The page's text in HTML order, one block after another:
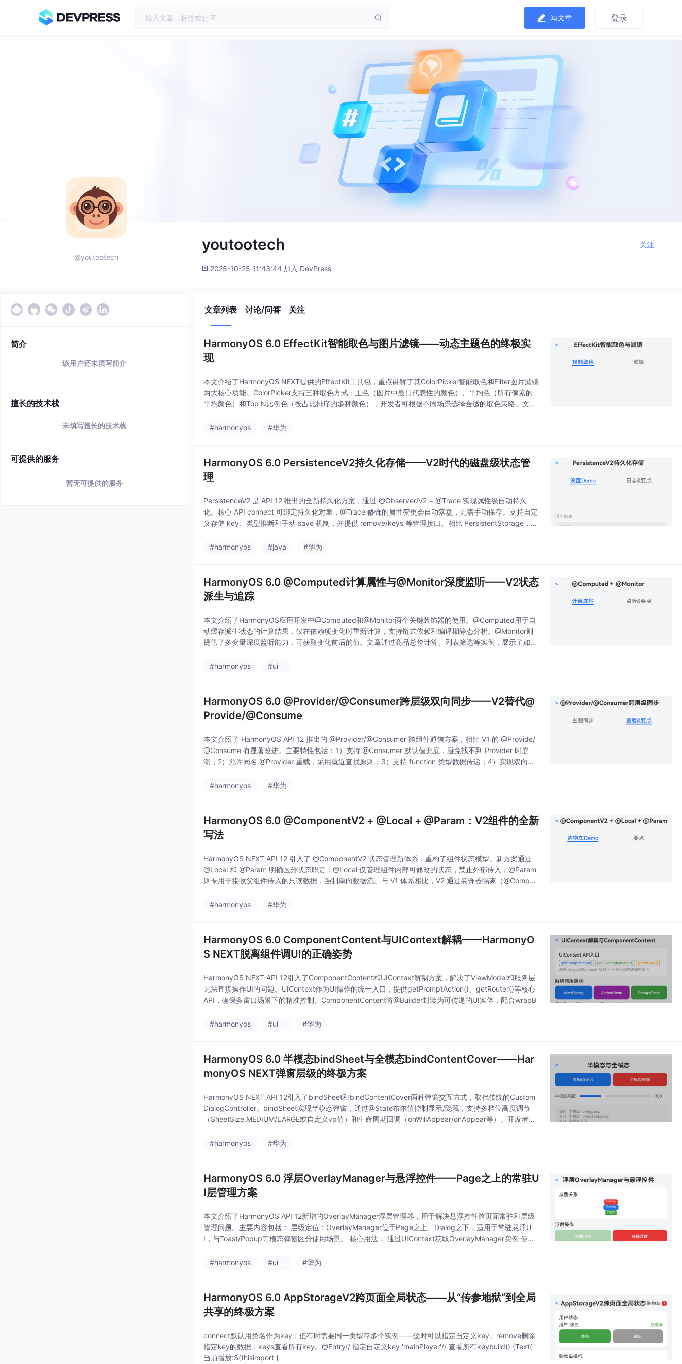
写文章 登录
@youtootech
youtootech 关注
2025-10-25 11:43:44 加入 DevPress
简介
该用户还未填写简介
擅长的技术栈
未填写擅长的技术栈
可提供的服务
暂无可提供的服务
文章列表 讨论/问答 关注
HarmonyOS 6.0 EffectKit智能取色与图片滤镜——动态主题色的终极实
现
本文介绍了HarmonyOS NEXT提供的EffectKit工具包，重点讲解了其ColorPicker智能取色和Filter图片滤镜
两大核心功能。ColorPicker支持三种取色方式：主色（图片中最具代表性的颜色）、平均色（所有像素的
平均颜色）和Top N比例色（按占比排序的多种颜色），开发者可根据不同场景选择合适的取色策略。文章
#harmonyos
#华为
HarmonyOS 6.0 PersistenceV2持久化存储——V2时代的磁盘级状态管
理
PersistenceV2 是 API 12 推出的全新持久化方案，通过 @ObservedV2 + @Trace 实现属性级自动持久
化。核心 API connect 可绑定持久化对象，@Trace 修饰的属性变更会自动落盘，无需手动保存。支持自定
义存储 key、类型推断和手动 save 机制，并提供 remove/keys 等管理接口。相比 PersistentStorage，解
#harmonyos
#java #华为
HarmonyOS 6.0 @Computed计算属性与@Monitor深度监听——V2状态
派生与追踪
本文介绍了HarmonyOS应用开发中@Computed和@Monitor两个关键装饰器的使用。@Computed用于自
动缓存派生状态的计算结果，仅在依赖项变化时重新计算，支持链式依赖和编译期静态分析。@Monitor则
提供了多变量深度监听能力，可获取变化前后的值。文章通过商品总价计算、列表筛选等实例，展示了如何
#harmonyos
#ui
HarmonyOS 6.0 @Provider/@Consumer跨层级双向同步——V2替代@
Provide/@Consume
本文介绍了 HarmonyOS API 12 推出的 @Provider/@Consumer 跨组件通信方案，相比 V1 的 @Provide/
@Consume 有显著改进。主要特性包括：1）支持 @Consumer 默认值兜底，避免找不到 Provider 时崩
溃；2）允许同名 @Provider 重载，采用就近查找原则；3）支持 function 类型数据传递；4）实现双向绑
#harmonyos
#华为
HarmonyOS 6.0 @ComponentV2 + @Local + @Param：V2组件的全新
写法
HarmonyOS NEXT API 12 引入了 @ComponentV2 状态管理新体系，重构了组件状态模型。新方案通过
@Local 和 @Param 明确区分状态职责：@Local 仅管理组件内部可修改的状态，禁止外部传入；@Param
则专用于接收父组件传入的只读数据，强制单向数据流。与 V1 体系相比，V2 通过装饰器隔离（@Compon
#harmonyos
#华为
HarmonyOS 6.0 ComponentContent与UIContext解耦——HarmonyO
S NEXT脱离组件调UI的正确姿势
HarmonyOS NEXT API 12引入了ComponentContent和UIContext解耦方案，解决了ViewModel和服务层
无法直接操作UI的问题。UIContext作为UI操作的统一入口，提供getPromptAction()、getRouter()等核心
API，确保多窗口场景下的精准控制。ComponentContent将@Builder封装为可传递的UI实体，配合wrapB
#harmonyos #ui #华为
HarmonyOS 6.0 半模态bindSheet与全模态bindContentCover——Har
monyOS NEXT弹窗层级的终极方案
HarmonyOS NEXT API 12引入了bindSheet和bindContentCover两种弹窗交互方式，取代传统的Custom
DialogController。bindSheet实现半模态弹窗，通过@State布尔值控制显示/隐藏，支持多档位高度调节
（SheetSize.MEDIUM/LARGE或自定义vp值）和生命周期回调（onWillAppear/onAppear等）。开发者可
#harmonyos
#华为
HarmonyOS 6.0 浮层OverlayManager与悬浮控件——Page之上的常驻U
I层管理方案
本文介绍了HarmonyOS API 12新增的OverlayManager浮层管理器，用于解决悬浮控件跨页面常驻和层级
管理问题。主要内容包括： 层级定位：OverlayManager位于Page之上、Dialog之下，适用于常驻悬浮U
I，与Toast/Popup等模态弹窗区分使用场景。 核心用法： 通过UIContext获取OverlayManager实例 使用
#harmonyos
#ui #华为
HarmonyOS 6.0 AppStorageV2跨页面全局状态——从“传参地狱“到全局
共享的终极方案
connect默认用类名作为key，但有时需要同一类型存多个实例——这时可以指定自定义key。remove删除
指定key的数据，keys查看所有key。@Entry// 指定自定义key 'mainPlayer'// 查看所有keybuild() {Text(`
当前播放:${thisimport {